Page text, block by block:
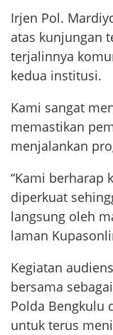
Irjen Pol.
atas kunjungan
terjalinnya
kedua institusi.
Kami sangat
memastikan
menjalankan
“Kami berharap
diperkuat
langsung oleh
laman
Kegiatan
bersama
Polda Bengkulu
untuk terus